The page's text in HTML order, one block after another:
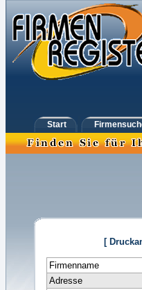
Start
[
Firmenname
Adresse